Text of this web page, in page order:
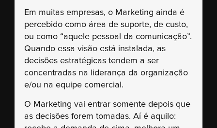
Em muitas empresas, o Marketing ainda é
percebido como área de suporte, de custo,
ou como “aquele pessoal da comunicação”.
Quando essa visão está instalada, as
decisões estratégicas tendem a ser
concentradas na liderança da organização
e/ou na equipe comercial.
O Marketing vai entrar somente depois que
as decisões forem tomadas. Aí é aquilo: